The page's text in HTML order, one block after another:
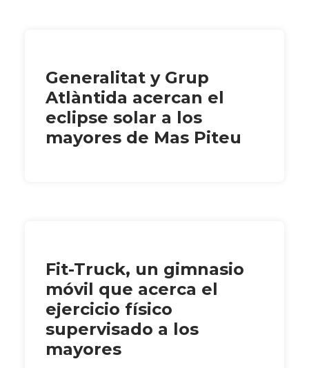
Generalitat y Grup
Atlàntida acercan el
eclipse solar a los
mayores de Mas Piteu
Fit-Truck, un gimnasio
móvil que acerca el
ejercicio físico
supervisado a los
mayores